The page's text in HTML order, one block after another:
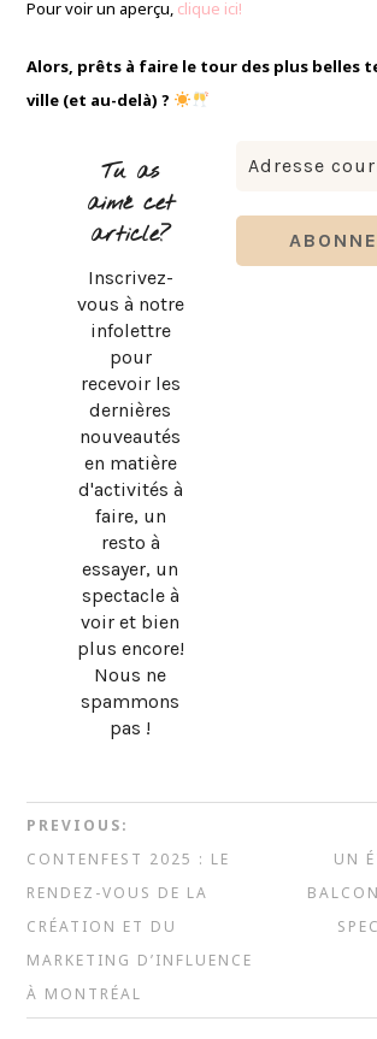
Pour voir un aperçu, clique ici!
Alors, prêts à faire le tour des plus belles
ville (et au-delà) ?
Tu as
aimé cet
article?
Inscrivez-
vous à notre
infolettre
pour
recevoir les
dernières
nouveautés
en matière
d'activités à
faire, un
resto à
essayer, un
spectacle à
voir et bien
plus encore!
Nous ne
spammons
pas !
PREVIOUS:
CONTENFEST 2025 : LE
RENDEZ-VOUS DE LA
CRÉATION ET DU
MARKETING D’INFLUENCE
À MONTRÉAL
UN